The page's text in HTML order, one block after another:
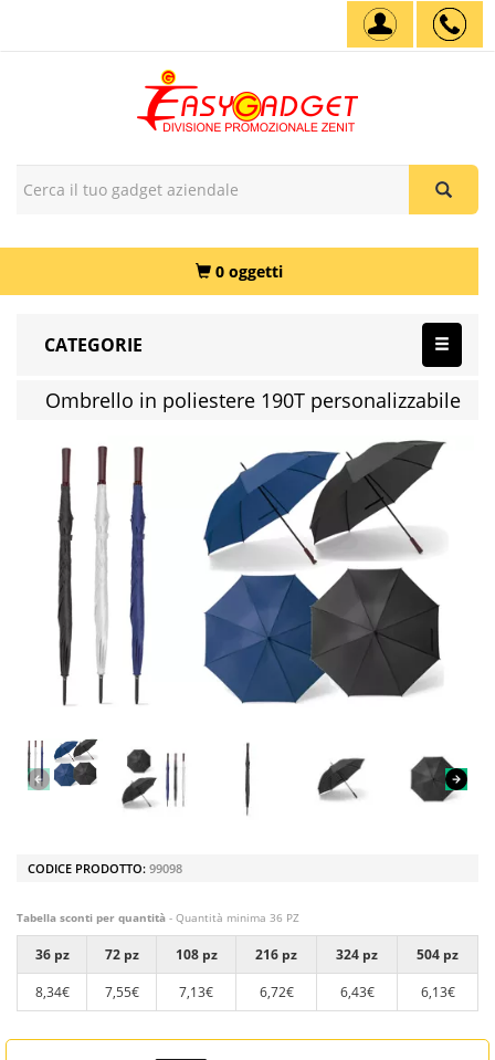
0 oggetti
CATEGORIE
Ombrello in poliestere 190T personalizzabile
CODICE PRODOTTO: 99098
Tabella sconti per quantità - Quantità minima 36 PZ
36 pz 72 pz 108 pz 216 pz 324 pz
504 pz
8,34€
7,55€ 7,13€ 6,72€ 6,43€ 6,13€